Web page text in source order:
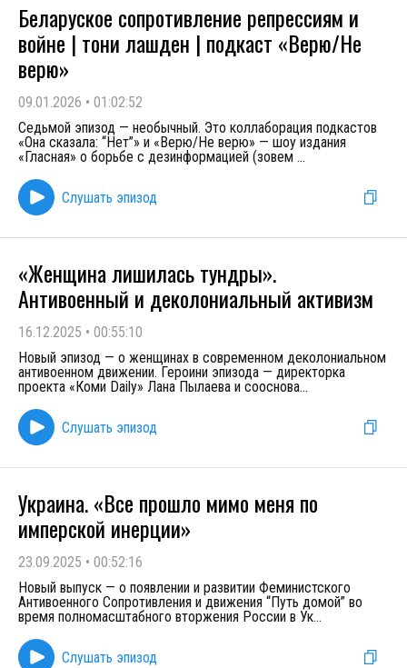
Беларуское сопротивление репрессиям и
войне | тони лашден | подкаст «Верю/Не
верю»
09.01.2026 • 01:02:52
Седьмой эпизод — необычный. Это коллаборация подкастов
«Она сказала: “Нет”» и «Верю/Не верю» — шоу издания
«Гласная» о борьбе с дезинформацией (зовем ...
Слушать эпизод
«Женщина лишилась тундры».
Антивоенный и деколониальный активизм
16.12.2025 • 00:55:10
Новый эпизод — о женщинах в современном деколониальном
антивоенном движении. Героини эпизода — директорка
проекта «Коми Daily» Лана Пылаева и сооснова...
Слушать эпизод
Украина. «Все прошло мимо меня по
имперской инерции»
23.09.2025 • 00:52:16
Новый выпуск — о появлении и развитии Феминистского
Антивоенного Сопротивления и движения “Путь домой” во
время полномасштабного вторжения России в Ук...
Слушать эпизод